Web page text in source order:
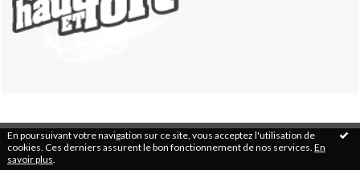
En poursuivant votre navigation sur ce site, vous acceptez l'utilisation de
cookies. Ces derniers assurent le bon fonctionnement de nos services. En
savoir plus